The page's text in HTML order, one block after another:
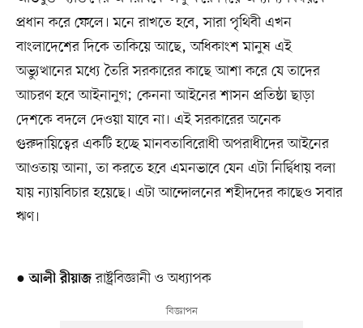
প্রধান করে ফেলে। মনে রাখতে হবে, সারা পৃথিবী এখন
বাংলাদেশের দিকে তাকিয়ে আছে, অধিকাংশ মানুষ এই
অভ্যুত্থানের মধ্যে তৈরি সরকারের কাছে আশা করে যে তাদের
আচরণ হবে আইনানুগ; কেননা আইনের শাসন প্রতিষ্ঠা ছাড়া
দেশকে বদলে দেওয়া যাবে না। এই সরকারের অনেক
গুরুদায়িত্বের একটি হচ্ছে মানবতাবিরোধী অপরাধীদের আইনের
আওতায় আনা, তা করতে হবে এমনভাবে যেন এটা নির্দ্বিধায় বলা
যায় ন্যায়বিচার হয়েছে। এটা আন্দোলনের শহীদদের কাছেও সবার
ঋণ।
● আলী রীয়াজরাষ্ট্রবিজ্ঞানী ও অধ্যাপক